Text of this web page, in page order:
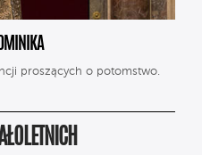
proszących o potomstwo.